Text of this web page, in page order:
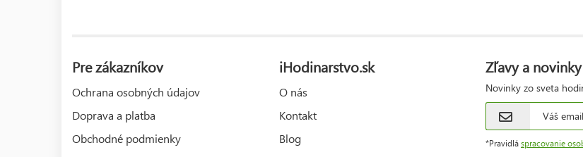
Pre zákazníkov
Ochrana osobných údajov
Doprava a platba
Obchodné podmienky
iHodinarstvo.sk
O nás
Kontakt
Blog
Zľavy a novinky
Novinky zo sveta
*Pravidlá spracovanie